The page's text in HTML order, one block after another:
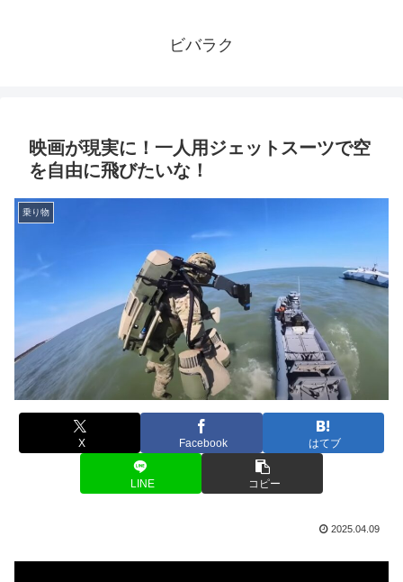
ビバラク
映画が現実に！一人用ジェットスーツで空
を自由に飛びたいな！
乗り物
X Facebook はてブ
LINE コピー
2025.04.09